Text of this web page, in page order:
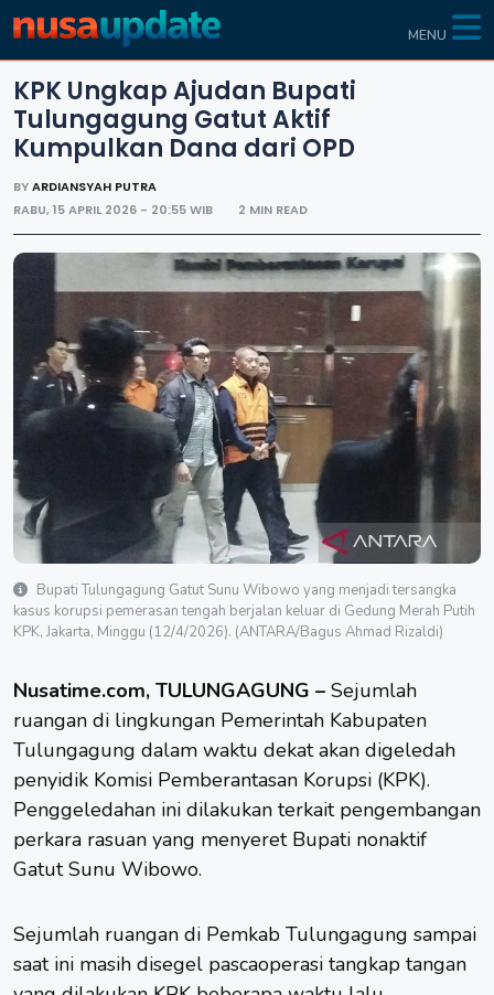
MENU
KPK Ungkap Ajudan Bupati
Tulungagung Gatut Aktif
Kumpulkan Dana dari OPD
BYARDIANSYAH PUTRA
RABU, 15 APRIL 2026 - 20:55 WIB
2 MIN READ
Bupati Tulungagung Gatut Sunu Wibowo yang menjadi tersangka
kasus korupsi pemerasan tengah berjalan keluar di Gedung Merah Putih
KPK, Jakarta, Minggu (12/4/2026). (ANTARA/Bagus Ahmad Rizaldi)
Nusatime.com, TULUNGAGUNG – Sejumlah
ruangan di lingkungan Pemerintah Kabupaten
Tulungagung dalam waktu dekat akan digeledah
penyidik Komisi Pemberantasan Korupsi (KPK).
Penggeledahan ini dilakukan terkait pengembangan
perkara rasuan yang menyeret Bupati nonaktif
Gatut Sunu Wibowo.
Sejumlah ruangan di Pemkab Tulungagung sampai
saat ini masih disegel pascaoperasi tangkap tangan